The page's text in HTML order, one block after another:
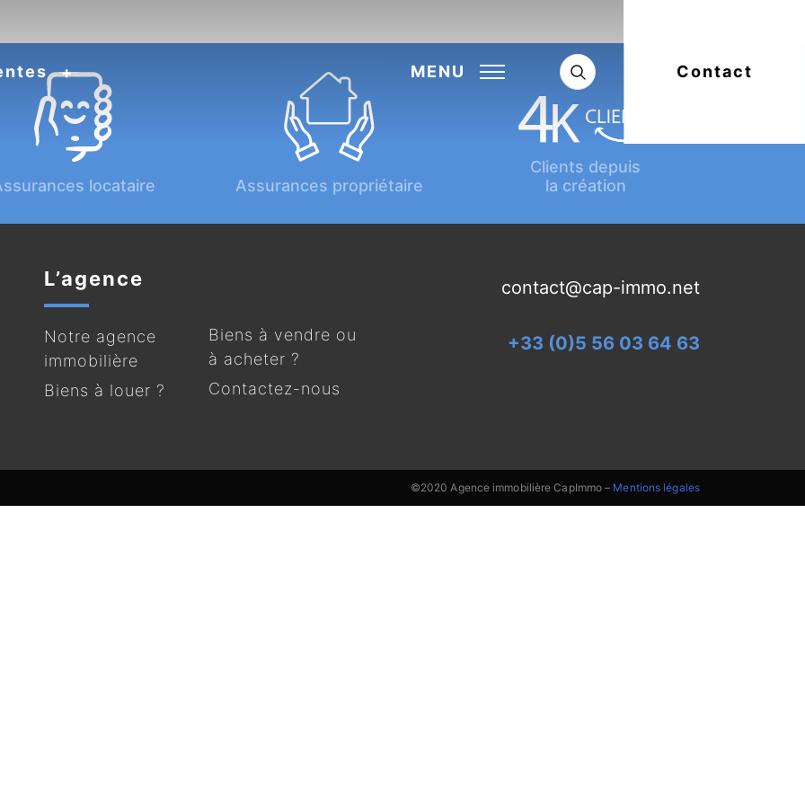
MENU Contact
locataire Assurances propriétaire
Clients depuis
la création
L’agence
Notre agence
immobilière
Biens à louer ?
Biens à vendre ou
à acheter ?
Contactez-nous
contact@cap-immo.net
+33 (0)5 56 03 64 63
©2020 Agence immobilière CapImmo – Mentions légales